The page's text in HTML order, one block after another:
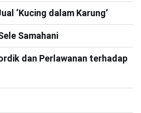
‘Kucing dalam Karung’
Samahani
dan Perlawanan terhadap